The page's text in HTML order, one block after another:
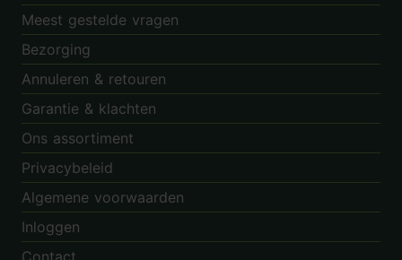
Meest gestelde vragen
Bezorging
Annuleren & retouren
Garantie & klachten
Ons assortiment
Privacybeleid
Algemene voorwaarden
Inloggen
Contact